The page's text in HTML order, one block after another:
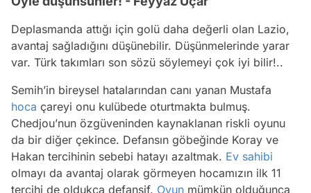
Deplasmanda attığı için golü daha değerli olan Lazio,
avantaj sağladığını düşünebilir. Düşünmelerinde yarar
var. Türk takımları son sözü söylemeyi çok iyi bilir!..
Semih’in bireysel hatalarından canı yanan Mustafa
hoca çareyi onu kulübede oturtmakta bulmuş.
Chedjou’nun özgüveninden kaynaklanan riskli oyunu
da bir diğer çekince. Defansın göbeğinde Koray ve
Hakan tercihinin sebebi hatayı azaltmak. Ev sahibi
olmayı da avantaj olarak görmeyen hocamızın ilk 11
tercihi de oldukça defansif. Oyun mümkün olduğunca